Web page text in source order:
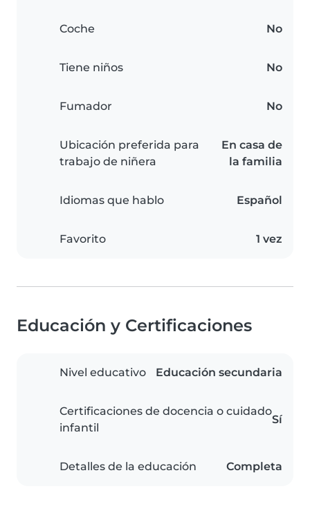
Coche No
Tiene niños No
Fumador No
Ubicación preferida para
trabajo de niñera
En casa de
la familia
Idiomas que hablo Español
Favorito 1 vez
Educación y Certificaciones
Nivel educativo Educación secundaria
Certificaciones de docencia o cuidado
infantil
Sí
Detalles de la educación Completa